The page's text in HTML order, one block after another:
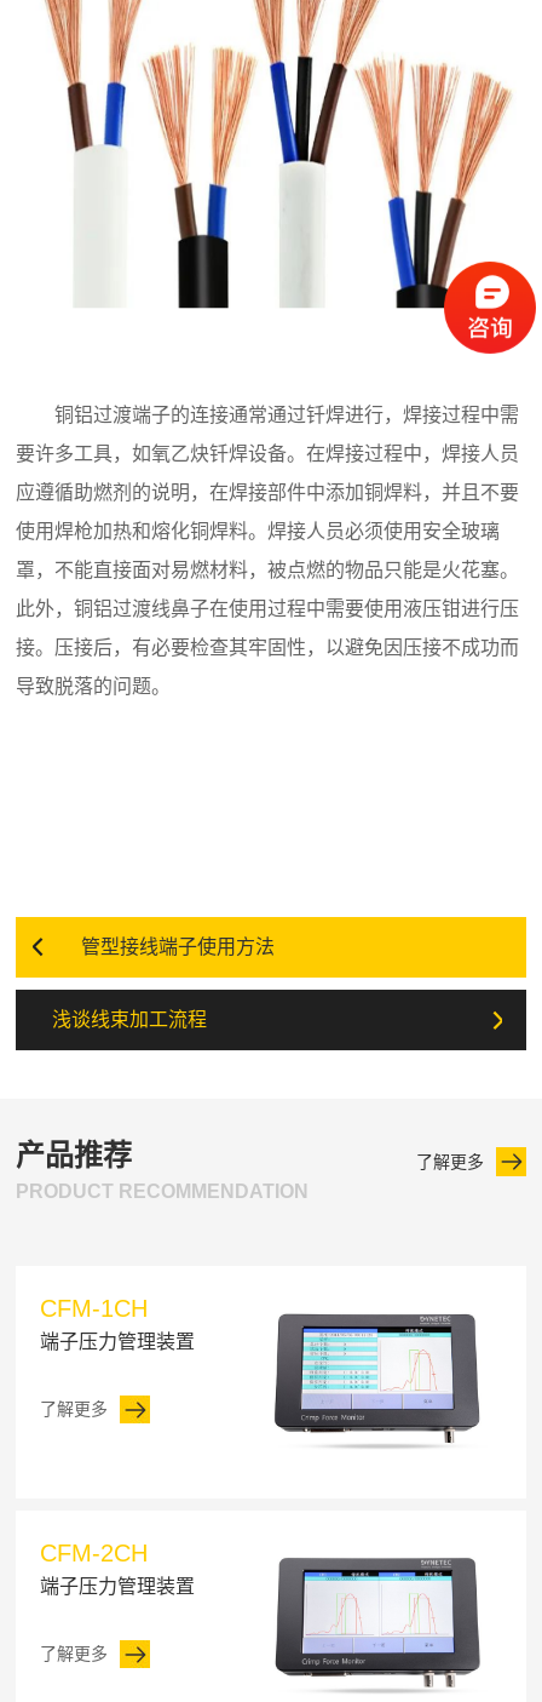
铜铝过渡端子的连接通常通过钎焊进行，焊接过程中需
要许多工具，如氧乙炔钎焊设备。在焊接过程中，焊接人员
应遵循助燃剂的说明，在焊接部件中添加铜焊料，并且不要
使用焊枪加热和熔化铜焊料。焊接人员必须使用安全玻璃
罩，不能直接面对易燃材料，被点燃的物品只能是火花塞。
此外，铜铝过渡线鼻子在使用过程中需要使用液压钳进行压
接。压接后，有必要检查其牢固性，以避免因压接不成功而
导致脱落的问题。
管型接线端子使用方法
浅谈线束加工流程
产品推荐
PRODUCT RECOMMENDATION
了解更多
CFM-1CH
端子压力管理装置
了解更多
CFM-2CH
端子压力管理装置
了解更多